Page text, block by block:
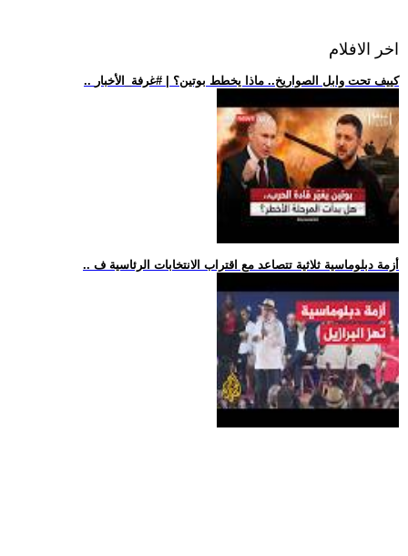
اخر الافلام
.. كييف تحت وابل الصواريخ.. ماذا يخطط بوتين؟ | #غرفة_الأخبار
.. أزمة دبلوماسية ثلاثية تتصاعد مع اقتراب الانتخابات الرئاسية ف